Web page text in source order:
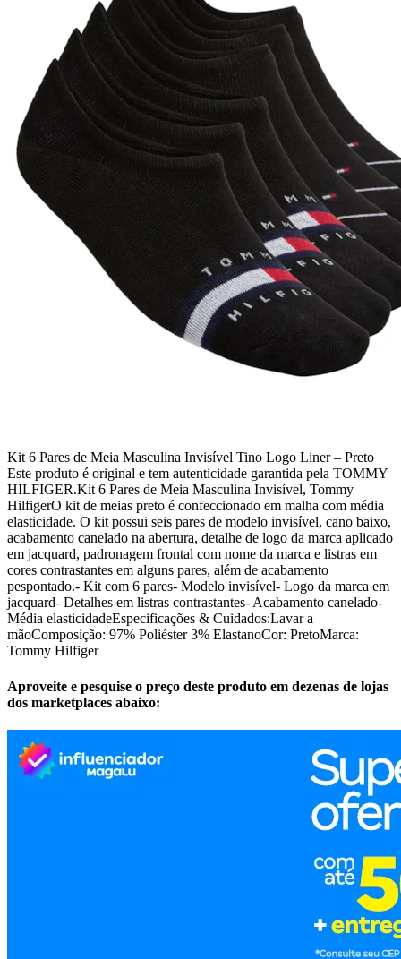
Kit 6 Pares de Meia Masculina Invisível Tino Logo Liner – Preto
Este produto é original e tem autenticidade garantida pela TOMMY
HILFIGER.Kit 6 Pares de Meia Masculina Invisível, Tommy
HilfigerO kit de meias preto é confeccionado em malha com média
elasticidade. O kit possui seis pares de modelo invisível, cano baixo,
acabamento canelado na abertura, detalhe de logo da marca aplicado
em jacquard, padronagem frontal com nome da marca e listras em
cores contrastantes em alguns pares, além de acabamento
pespontado.- Kit com 6 pares- Modelo invisível- Logo da marca em
jacquard- Detalhes em listras contrastantes- Acabamento canelado-
Média elasticidadeEspecificações & Cuidados:Lavar a
mãoComposição: 97% Poliéster 3% ElastanoCor: PretoMarca:
Tommy Hilfiger
Aproveite e pesquise o preço deste produto em dezenas de lojas
dos marketplaces abaixo: